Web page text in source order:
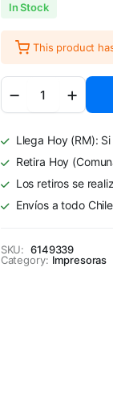
In Stock
This product
Multifunción
HP
Pro
9130
Color
quantity
Llega Hoy (RM):
Retira Hoy
Los retiros se
Envíos a todo
SKU: 6149339
Category: Impresoras